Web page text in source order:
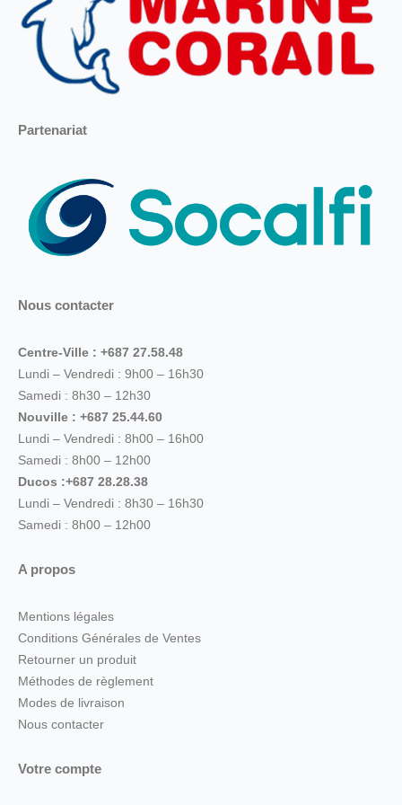
Partenariat
Nous contacter
Centre-Ville : +687 27.58.48
Lundi – Vendredi : 9h00 – 16h30
Samedi : 8h30 – 12h30
Nouville : +687 25.44.60
Lundi – Vendredi : 8h00 – 16h00
Samedi : 8h00 – 12h00
Ducos :+687 28.28.38
Lundi – Vendredi : 8h30 – 16h30
Samedi : 8h00 – 12h00
A propos
Mentions légales
Conditions Générales de Ventes
Retourner un produit
Méthodes de règlement
Modes de livraison
Nous contacter
Votre compte